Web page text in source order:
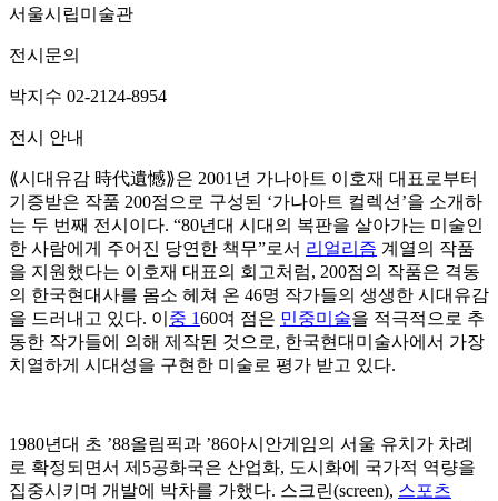
서울시립미술관
전시문의
박지수 02-2124-8954
전시 안내
⟪시대유감 時代遺憾⟫은 2001년 가나아트 이호재 대표로부터
기증받은 작품 200점으로 구성된 ‘가나아트 컬렉션’을 소개하
는 두 번째 전시이다. “80년대 시대의 복판을 살아가는 미술인
한 사람에게 주어진 당연한 책무”로서 리얼리즘 계열의 작품
을 지원했다는 이호재 대표의 회고처럼, 200점의 작품은 격동
의 한국현대사를 몸소 헤쳐 온 46명 작가들의 생생한 시대유감
을 드러내고 있다. 이 중 160여 점은 민중미술을 적극적으로 추
동한 작가들에 의해 제작된 것으로, 한국현대미술사에서 가장
치열하게 시대성을 구현한 미술로 평가 받고 있다.
1980년대 초 ’88올림픽과 ’86아시안게임의 서울 유치가 차례
로 확정되면서 제5공화국은 산업화, 도시화에 국가적 역량을
집중시키며 개발에 박차를 가했다. 스크린(screen), 스포츠